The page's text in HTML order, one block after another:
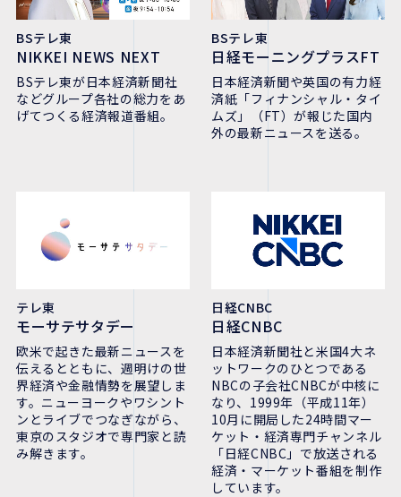
BSテレ東
NIKKEI NEWS NEXT
BSテレ東が日本経済新聞社
などグループ各社の総力をあ
げてつくる経済報道番組。
BSテレ東
日経モーニングプラスFT
日本経済新聞や英国の有力経
済紙「フィナンシャル・タイ
ムズ」（FT）が報じた国内
外の最新ニュースを送る。
テレ東
モーサテサタデー
欧米で起きた最新ニュースを
伝えるとともに、週明けの世
界経済や金融情勢を展望しま
す。ニューヨークやワシント
ンとライブでつなぎながら、
東京のスタジオで専門家と読
み解きます。
日経CNBC
日経CNBC
日本経済新聞社と米国4大ネ
ットワークのひとつである
NBCの子会社CNBCが中核に
なり、1999年（平成11年）
10月に開局した24時間マー
ケット・経済専門チャンネル
「日経CNBC」で放送される
経済・マーケット番組を制作
しています。